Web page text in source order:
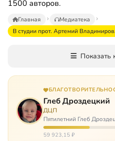
1500 авторов.
Главная
Медиатека
В студии прот. Артемий
Показать
Глеб Дроздецкий
ДЦП
Пятилетний Глеб
ДЦП из-за
но его положение
59 923,15 ₽